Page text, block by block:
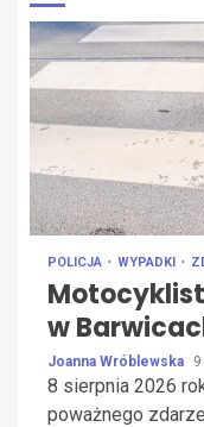
POLICJA WYPADKI
w
Joanna Wróblewska
8 sierpnia 2026
poważnego